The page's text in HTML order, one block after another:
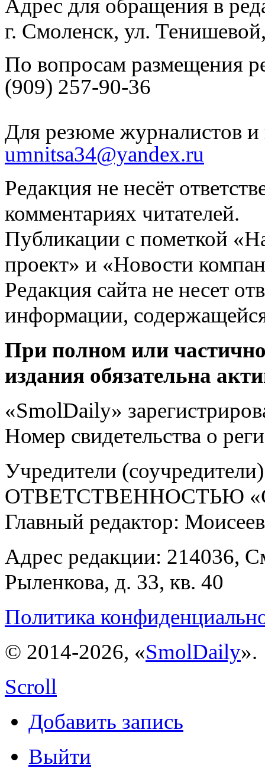
Адрес для обращения в
г. Смоленск, ул.
По вопросам размещения
(909) 257-90-36
Для резюме журналистов и
umnitsa34@yandex.ru
Редакция не несёт
комментариях читателей.
Публикации с пометкой
проект» и «Новости
Редакция сайта не несет
информации,
При полном или
издания обязательна
«SmolDaily»
Номер свидетельства о
Учредители
ОТВЕТСТВЕННОСТЬЮ
Главный редактор:
Адрес редакции: 214036,
Рыленкова, д. 33, кв. 40
Политика
© 2014-2026, «SmolDaily».
Scroll
Добавить запись
Выйти